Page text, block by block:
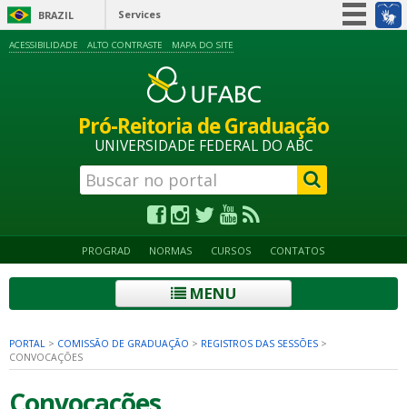
BRAZIL Services
Information access
Legislation
ACESSIBILIDADE ALTO CONTRASTE MAPA DO SITE
Pró-Reitoria de Graduação
UNIVERSIDADE FEDERAL DO ABC
PROGRAD NORMAS CURSOS CONTATOS
MENU
PORTAL > COMISSÃO DE GRADUAÇÃO > REGISTROS DAS SESSÕES >
CONVOCAÇÕES